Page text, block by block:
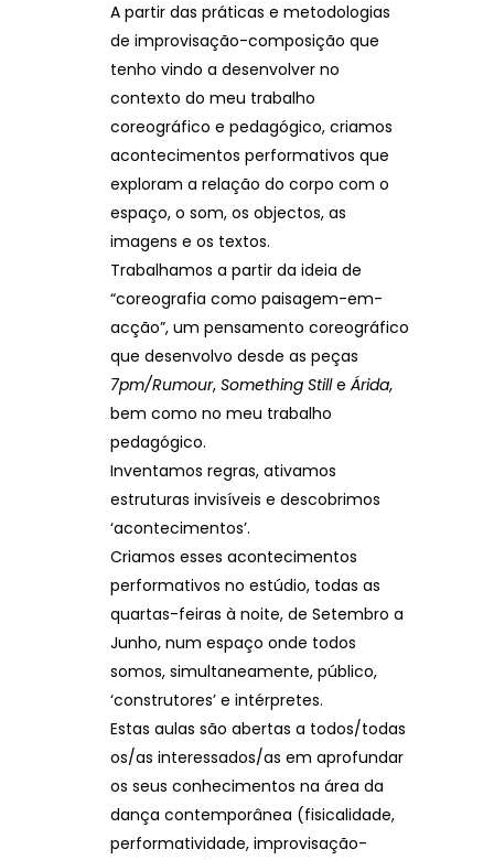
A partir das práticas e metodologias
de improvisação-composição que
tenho vindo a desenvolver no
contexto do meu trabalho
coreográfico e pedagógico, criamos
acontecimentos performativos que
exploram a relação do corpo com o
espaço, o som, os objectos, as
imagens e os textos.
Trabalhamos a partir da ideia de
“coreografia como paisagem-em-
acção”, um pensamento coreográfico
que desenvolvo desde as peças
7pm/Rumour, Something Stille Árida,
bem como no meu trabalho
pedagógico.
Inventamos regras, ativamos
estruturas invisíveis e descobrimos
‘acontecimentos’.
Criamos esses acontecimentos
performativos no estúdio, todas as
quartas-feiras à noite, de Setembro a
Junho, num espaço onde todos
somos, simultaneamente, público,
‘construtores’ e intérpretes.
Estas aulas são abertas a todos/todas
os/as interessados/as em aprofundar
os seus conhecimentos na área da
dança contemporânea (fisicalidade,
performatividade, improvisação-